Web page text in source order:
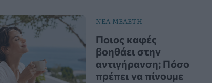
ΝΕΑ ΜΕΛΕΤΗ
Ποιος καφές
βοηθάει στην
αντιγήρανση; Πόσο
πρέπει να πίνουμε